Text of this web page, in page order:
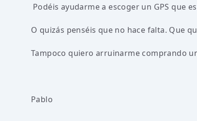
Podéis ayudarme a escoger un GPS que
O quizás penséis que no hace falta. Que
Tampoco quiero arruinarme comprando
Pablo